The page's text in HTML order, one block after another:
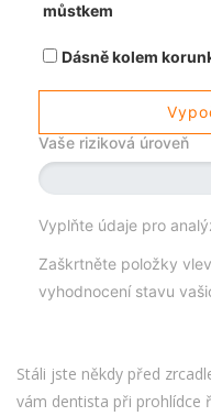
můstkem
Dásně kolem
Vaše riziková úroveň
Vyplňte údaje pro
Zaškrtněte položky
vyhodnocení stavu
Stáli jste někdy před
vám dentista při prohlídce